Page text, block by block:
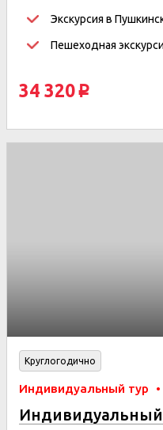
Экскурсия в
Пешеходная
34 320 p
Круглогодично
Индивидуальный тур •
Индивидуальный